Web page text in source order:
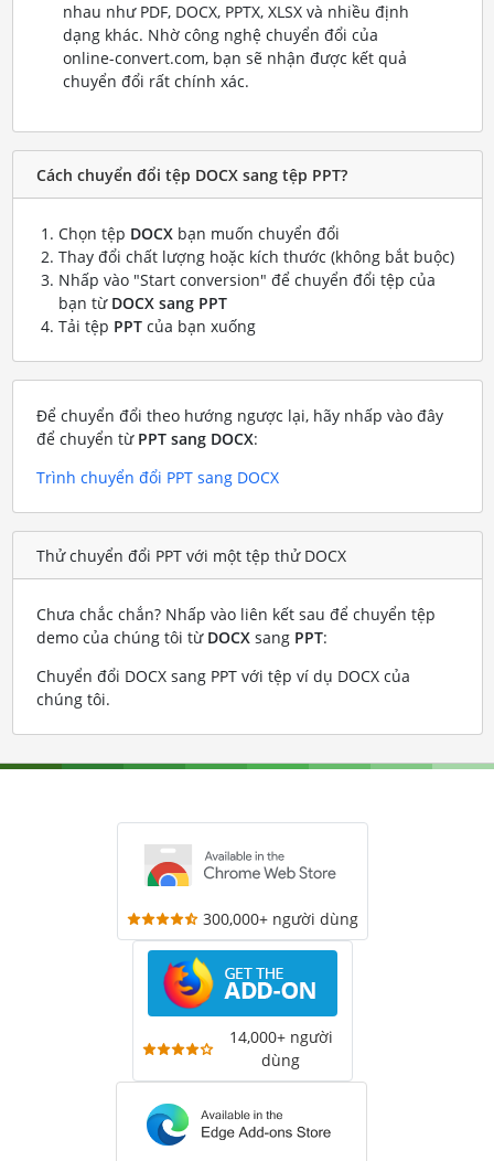
nhau như PDF, DOCX, PPTX, XLSX và nhiều định
dạng khác. Nhờ công nghệ chuyển đổi của
online-convert.com, bạn sẽ nhận được kết quả
chuyển đổi rất chính xác.
Cách chuyển đổi tệp DOCX sang tệp PPT?
Chọn tệp DOCXbạn muốn chuyển đổi
Thay đổi chất lượng hoặc kích thước (không bắt buộc)
Nhấp vào "Start conversion" để chuyển đổi tệp của
bạn từ DOCX sang PPT
Tải tệp PPTcủa bạn xuống
Để chuyển đổi theo hướng ngược lại, hãy nhấp vào đây
để chuyển từ PPT sang DOCX:
Trình chuyển đổi PPT sang DOCX
Thử chuyển đổi PPT với một tệp thử DOCX
Chưa chắc chắn? Nhấp vào liên kết sau để chuyển tệp
demo của chúng tôi từ DOCXsang PPT:
Chuyển đổi DOCX sang PPT với tệp ví dụ DOCX của
chúng tôi.
300,000+ người dùng
14,000+ người
dùng